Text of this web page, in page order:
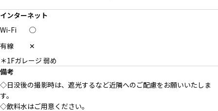
インターネット
Wi-Fi
◯
有線
✕
＊1Fガレージ 弱め
備考
◇日没後の撮影時は、遮光するなど近隣へのご配慮をお願いいたしま
す。
◇飲料水はご用意ください。